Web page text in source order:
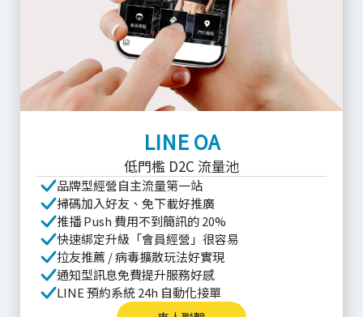
LINE OA
低門檻 D2C 流量池
品牌型經營自主流量第一站
掃碼加入好友、免下載好推廣
推播 Push 費用不到簡訊的 20%
快速綁定升級「會員經營」很容易
拉友推薦 / 病毒擴散玩法好實現
通知型訊息免費提升服務好感
LINE 預約系統 24h 自動化接單